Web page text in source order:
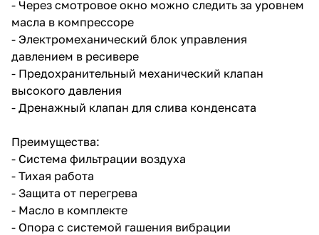
- Через смотровое окно можно следить за уровнем
масла в компрессоре
- Электромеханический блок управления
давлением в ресивере
- Предохранительный механический клапан
высокого давления
- Дренажный клапан для слива конденсата
Преимущества:
- Система фильтрации воздуха
- Тихая работа
- Защита от перегрева
- Масло в комплекте
- Опора с системой гашения вибрации